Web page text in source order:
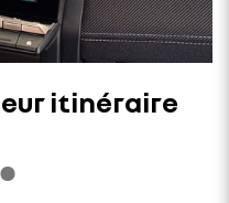
itinéraire